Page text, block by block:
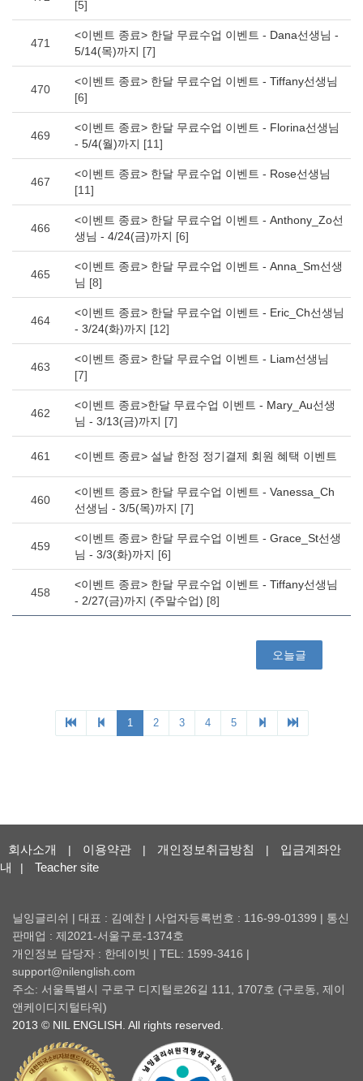
회사소개 | 이용약관 | 개인정보취급방침 |
입금계좌안
내
| Teacher site
닐잉글리쉬 | 대표 : 김예찬 | 사업자등록번호 : 116-99-01399 | 통신
판매업 : 제2021-서울구로-1374호
개인정보 담당자 : 한데이빗 | TEL: 1599-3416 |
support@nilenglish.com
주소: 서울특별시 구로구 디지털로26길 111, 1707호 (구로동, 제이
앤케이디지털타워)
2013 © NIL ENGLISH. All rights reserved.